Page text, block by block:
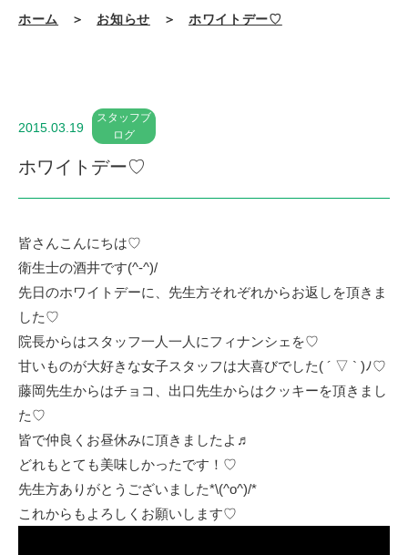
ホーム ＞ お知らせ ＞ ホワイトデー♡
2015.03.19
スタッフブ
ログ
ホワイトデー♡
皆さんこんにちは♡
衛生士の酒井です(^-^)/
先日のホワイトデーに、先生方それぞれからお返しを頂きま
した♡
院長からはスタッフ一人一人にフィナンシェを♡
甘いものが大好きな女子スタッフは大喜びでした( ´ ▽ ` )ﾉ♡
藤岡先生からはチョコ、出口先生からはクッキーを頂きまし
た♡
皆で仲良くお昼休みに頂きましたよ♬
どれもとても美味しかったです！♡
先生方ありがとうございました*\(^o^)/*
これからもよろしくお願いします♡